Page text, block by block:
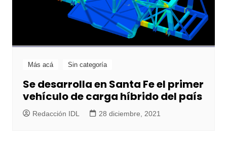
Más acá Sin categoría
Se desarrolla en Santa Fe el primer
vehículo de carga híbrido del país
Redacción IDL 28 diciembre, 2021